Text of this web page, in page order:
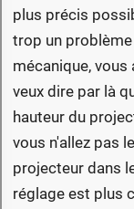
plus précis
trop un
mécanique,
veux dire par là
hauteur du
vous n'allez pas
projecteur dans
réglage est plus